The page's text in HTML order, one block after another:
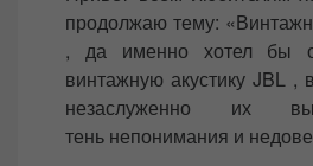
t
e
d
o
n
продолжаю тему:
, да именно хотел бы
винтажную акустику JBL ,
незаслуженно их
тень непонимания и